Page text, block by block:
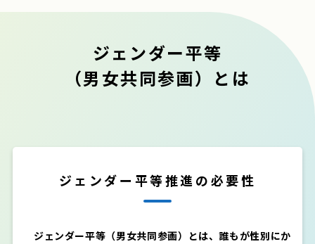
ジェンダー平等
（男女共同参画）とは
ジェンダー平等推進の必要性
ジェンダー平等（男女共同参画）とは、誰もが性別にか